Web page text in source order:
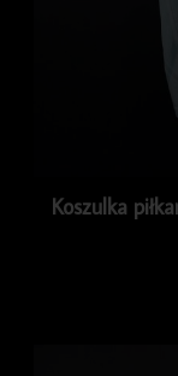
Koszulka